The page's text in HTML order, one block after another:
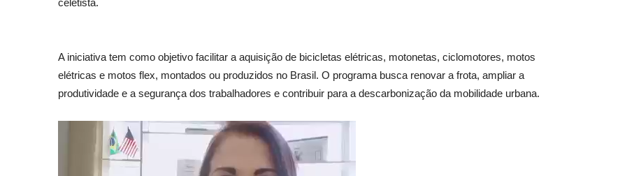
celetista.
A iniciativa tem como objetivo facilitar a aquisição de bicicletas elétricas, motonetas, ciclomotores, motos
elétricas e motos flex, montados ou produzidos no Brasil. O programa busca renovar a frota, ampliar a
produtividade e a segurança dos trabalhadores e contribuir para a descarbonização da mobilidade urbana.